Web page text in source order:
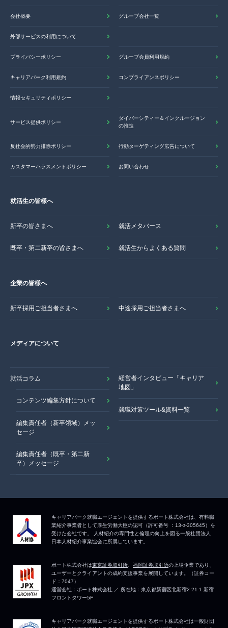
会社概要 グループ会社一覧
外部サービスの利用について
プライバシーポリシー グループ会員利用規約
キャリアパーク利用規約 コンプライアンスポリシー
情報セキュリティポリシー
サービス提供ポリシー
ダイバーシティー＆インクルージョン
の推進
反社会的勢力排除ポリシー 行動ターゲティング広告について
カスタマーハラスメントポリシー お問い合わせ
就活生の皆様へ
新卒の皆さまへ 就活メタバース
既卒・第二新卒の皆さまへ 就活生からよくある質問
企業の皆様へ
新卒採用ご担当者さまへ 中途採用ご担当者さまへ
メディアについて
就活コラム
コンテンツ編集方針について
編集責任者（新卒領域）メッ
セージ
編集責任者（既卒・第二新
卒）メッセージ
経営者インタビュー「キャリア
地図」
就職対策ツール&資料一覧